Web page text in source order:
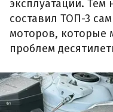
эксплуатации. Тем
составил ТОП-3
моторов, которые
проблем